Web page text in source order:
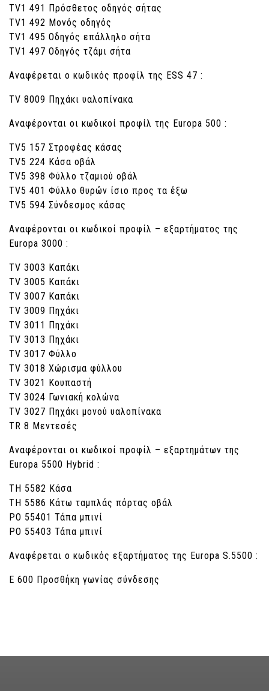
ΤV1 491 Πρόσθετος οδηγός σήτας
ΤV1 492 Μονός οδηγός
ΤV1 495 Οδηγός επάλληλο σήτα
ΤV1 497 Οδηγός τζάμι σήτα
Αναφέρεται ο κωδικός προφίλ της ESS 47 :
ΤV 8009 Πηχάκι υαλοπίνακα
Αναφέρονται οι κωδικοί προφίλ της Europa 500 :
ΤV5 157 Στροφέας κάσας
ΤV5 224 Κάσα οβάλ
ΤV5 398 Φύλλο τζαμιού οβάλ
ΤV5 401 Φύλλο θυρών ίσιο προς τα έξω
ΤV5 594 Σύνδεσμος κάσας
Αναφέρονται οι κωδικοί προφίλ – εξαρτήματος της
Europa 3000 :
ΤV 3003 Καπάκι
ΤV 3005 Καπάκι
ΤV 3007 Καπάκι
ΤV 3009 Πηχάκι
ΤV 3011 Πηχάκι
ΤV 3013 Πηχάκι
ΤV 3017 Φύλλο
ΤV 3018 Χώρισμα φύλλου
ΤV 3021 Κουπαστή
ΤV 3024 Γωνιακή κολώνα
ΤV 3027 Πηχάκι μονού υαλοπίνακα
TR 8 Μεντεσές
Αναφέρονται οι κωδικοί προφίλ – εξαρτημάτων της
Europa 5500 Hybrid :
ΤΗ 5582 Κάσα
ΤΗ 5586 Κάτω ταμπλάς πόρτας οβάλ
ΡΟ 55401 Τάπα μπινί
ΡΟ 55403 Τάπα μπινί
Αναφέρεται ο κωδικός εξαρτήματος της Europa S.5500 :
Ε 600 Προσθήκη γωνίας σύνδεσης